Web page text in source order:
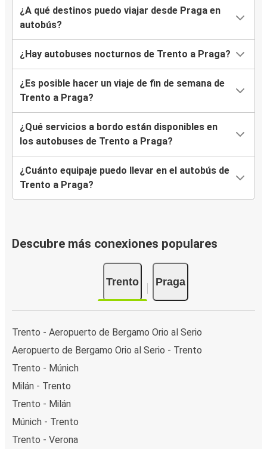
¿A qué destinos puedo viajar desde Praga en
autobús?
¿Hay autobuses nocturnos de Trento a Praga?
¿Es posible hacer un viaje de fin de semana de
Trento a Praga?
¿Qué servicios a bordo están disponibles en
los autobuses de Trento a Praga?
¿Cuánto equipaje puedo llevar en el autobús de
Trento a Praga?
Descubre más conexiones populares
Trento Praga
Trento - Aeropuerto de Bergamo Orio al Serio
Aeropuerto de Bergamo Orio al Serio - Trento
Trento - Múnich
Milán - Trento
Trento - Milán
Múnich - Trento
Trento - Verona